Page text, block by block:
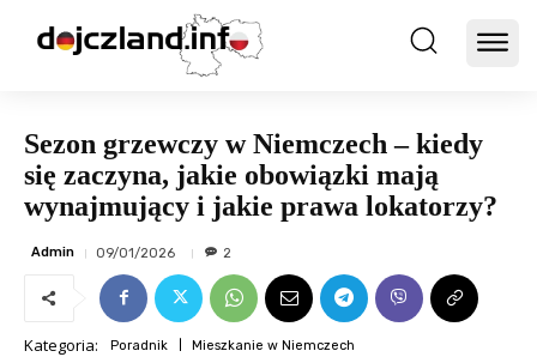
Sezon grzewczy w Niemczech – kiedy
się zaczyna, jakie obowiązki mają
wynajmujący i jakie prawa lokatorzy?
Admin 09/01/2026 2
Kategoria: Poradnik Mieszkanie w Niemczech